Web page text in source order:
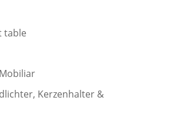
table
Kerzenhalter &